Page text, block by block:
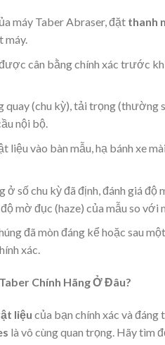
máy Taber Abraser, đặt thanh
máy.
cân bằng chính xác trước
quay (chu kỳ), tải trọng (thường
nội bộ.
liệu vào bàn mẫu, hạ bánh xe
ở số chu kỳ đã định, đánh giá độ
mờ đục (haze) của mẫu so với
đã mòn đáng kể hoặc sau
xác.
Chính Hãng Ở Đâu?
liệu của bạn chính xác và đáng
là vô cùng quan trọng. Hãy tìm